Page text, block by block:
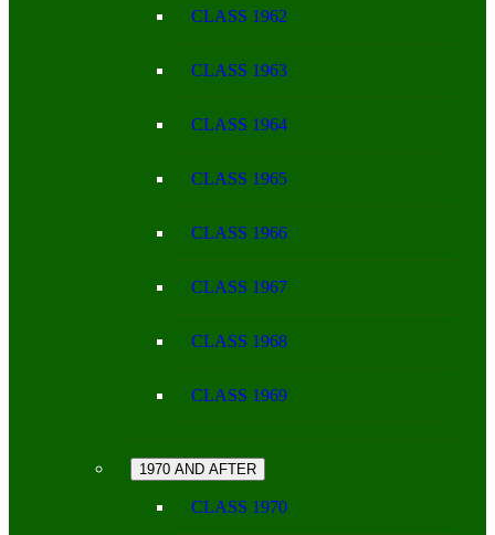
CLASS 1962
CLASS 1963
CLASS 1964
CLASS 1965
CLASS 1966
CLASS 1967
CLASS 1968
CLASS 1969
1970 AND AFTER
CLASS 1970